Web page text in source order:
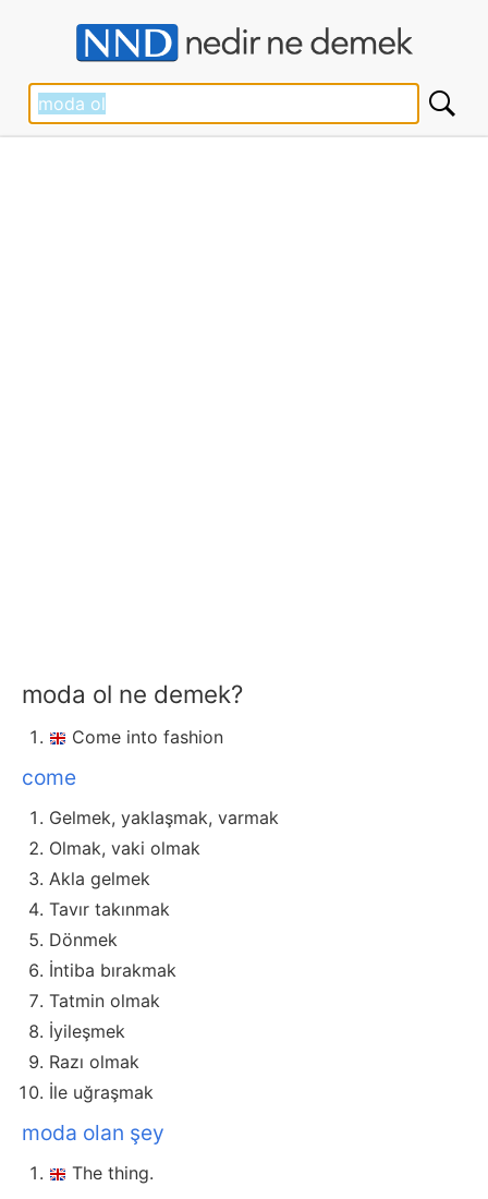
moda ol ne demek?
Come into fashion
come
Gelmek, yaklaşmak, varmak
Olmak, vaki olmak
Akla gelmek
Tavır takınmak
Dönmek
İntiba bırakmak
Tatmin olmak
İyileşmek
Razı olmak
İle uğraşmak
moda olan şey
The thing.